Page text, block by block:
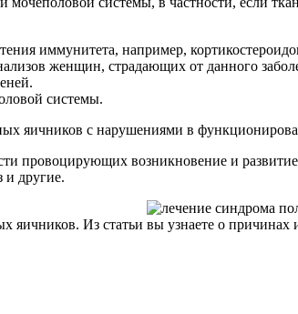
иммунитета, например,
женщин, страдающих от данного
системы.
яичников с нарушениями в
провоцирующих возникновение и
и другие.
яичников. Из статьи вы узнаете о